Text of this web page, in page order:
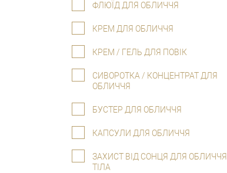
ФЛЮЇД ДЛЯ ОБЛИЧЧЯ
КРЕМ ДЛЯ ОБЛИЧЧЯ
КРЕМ / ГЕЛЬ ДЛЯ ПОВІК
СИВОРОТКА / КОНЦЕНТРАТ ДЛЯ
ОБЛИЧЧЯ
БУСТЕР ДЛЯ ОБЛИЧЧЯ
КАПСУЛИ ДЛЯ ОБЛИЧЧЯ
ЗАХИСТ ВІД СОНЦЯ ДЛЯ ОБЛИЧЧЯ І
ТІЛА